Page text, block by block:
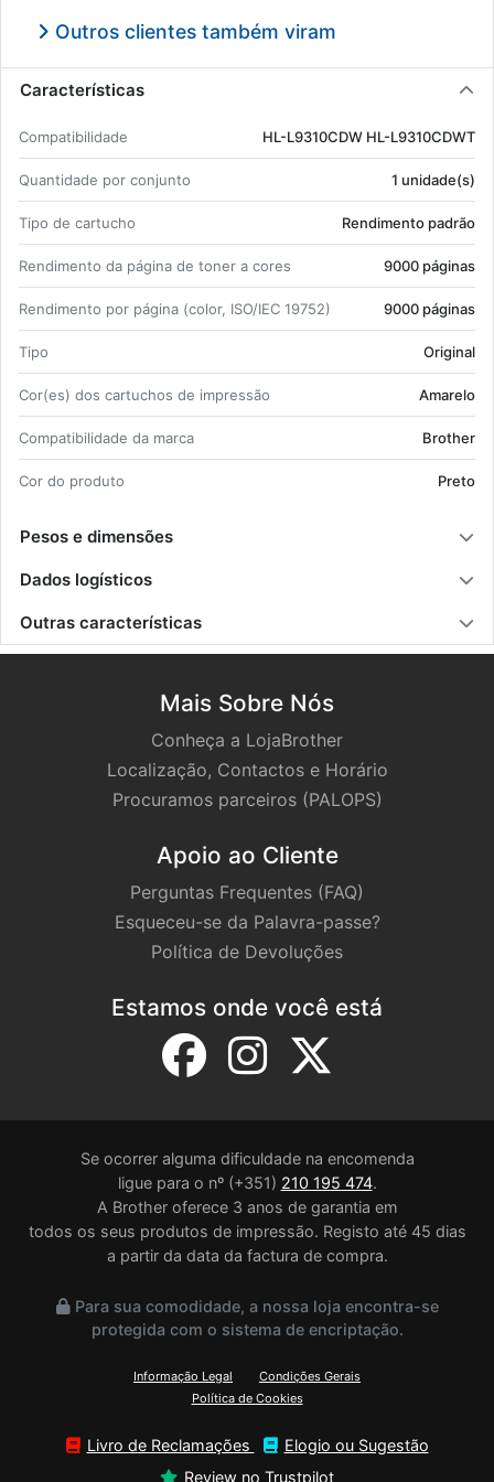
Outros clientes também viram
Características
Com­pa­ti­bi­li­dade HL-L9310CDW HL-L9310CDWT
Quan­ti­dade por con­junto 1 uni­dade(s)
Tipo de car­tucho Ren­di­mento pa­drão
Ren­di­mento da pá­gina de toner a cores 9000 pá­ginas
Ren­di­mento por pá­gina (color, ISO/IEC 19752) 9000 pá­ginas
Tipo Ori­ginal
Cor(es) dos car­tu­chos de im­pressão Ama­relo
Com­pa­ti­bi­li­dade da marca Brother
Cor do pro­duto Preto
Pesos e dimensões
Dados logísticos
Outras características
Mais Sobre Nós
Conheça a LojaBrother
Localização, Contactos e Horário
Procuramos parceiros (PALOPS)
Apoio ao Cliente
Perguntas Frequentes (FAQ)
Esqueceu-se da Palavra-passe?
Política de Devoluções
Estamos onde você está
Se ocorrer alguma dificuldade na encomenda
ligue para o nº (+351) 210 195 474.
A Brother oferece 3 anos de garantia em
todos os seus produtos de impressão. Registo até 45 dias
a partir da data da factura de compra.
Para sua comodidade, a nossa loja encontra-se
protegida com o sistema de encriptação.
Informação Legal
Condições Gerais
Política de Cookies
Livro de Reclamações
Elogio ou Sugestão
Review no Trustpilot